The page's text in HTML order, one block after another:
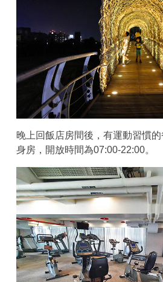
晚上回飯店房間後，有運動習慣
身房，開放時間為07:00-22:00。